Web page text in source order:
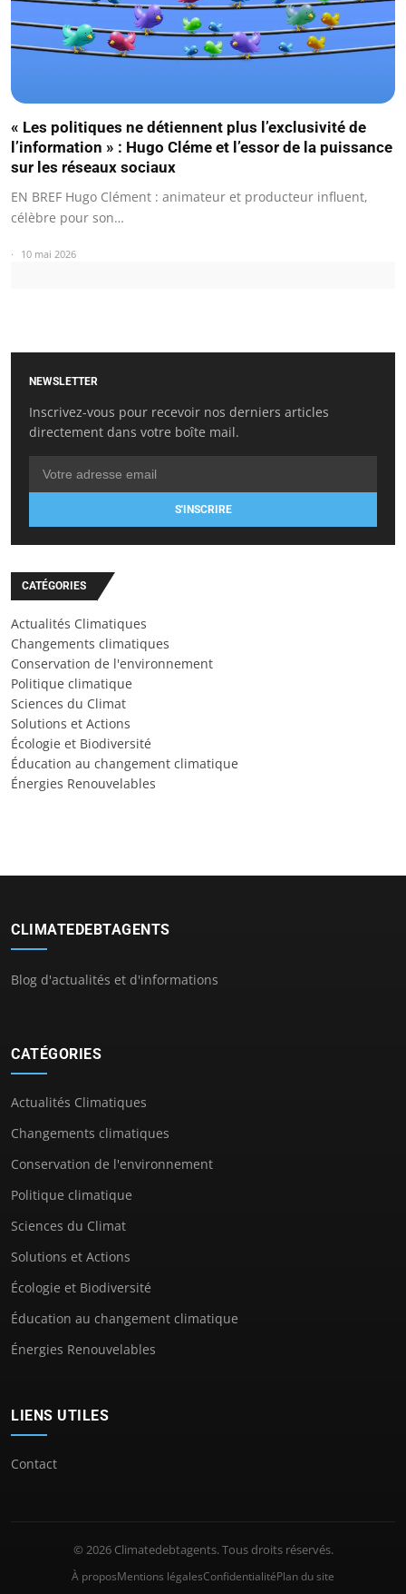
« Les politiques ne détiennent plus l’exclusivité de
l’information » : Hugo Cléme et l’essor de la puissance
sur les réseaux sociaux
EN BREF Hugo Clément : animateur et producteur influent,
célèbre pour son…
10 mai 2026
NEWSLETTER
Inscrivez-vous pour recevoir nos derniers articles
directement dans votre boîte mail.
S'INSCRIRE
CATÉGORIES
Actualités Climatiques
Changements climatiques
Conservation de l'environnement
Politique climatique
Sciences du Climat
Solutions et Actions
Écologie et Biodiversité
Éducation au changement climatique
Énergies Renouvelables
CLIMATEDEBTAGENTS
Blog d'actualités et d'informations
CATÉGORIES
Actualités Climatiques
Changements climatiques
Conservation de l'environnement
Politique climatique
Sciences du Climat
Solutions et Actions
Écologie et Biodiversité
Éducation au changement climatique
Énergies Renouvelables
LIENS UTILES
Contact
© 2026 Climatedebtagents. Tous droits réservés.
À proposMentions légalesConfidentialitéPlan du site